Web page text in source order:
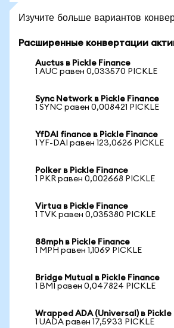
Изучите больше вариантов
Расширенные конвертации
Auctus в Pickle Finance
1 AUC равен 0,033570 PICKLE
Sync Network в Pickle Finance
1 SYNC равен 0,008421 PICKLE
YfDAI finance в Pickle Finance
1 YF-DAI равен 123,0626 PICKLE
Polker в Pickle Finance
1 PKR равен 0,002668 PICKLE
Virtua в Pickle Finance
1 TVK равен 0,035380 PICKLE
88mph в Pickle Finance
1 MPH равен 1,1069 PICKLE
Bridge Mutual в Pickle Finance
1 BMI равен 0,047824 PICKLE
Wrapped ADA (Universal) в Pickle
1 UADA равен 17,5933 PICKLE